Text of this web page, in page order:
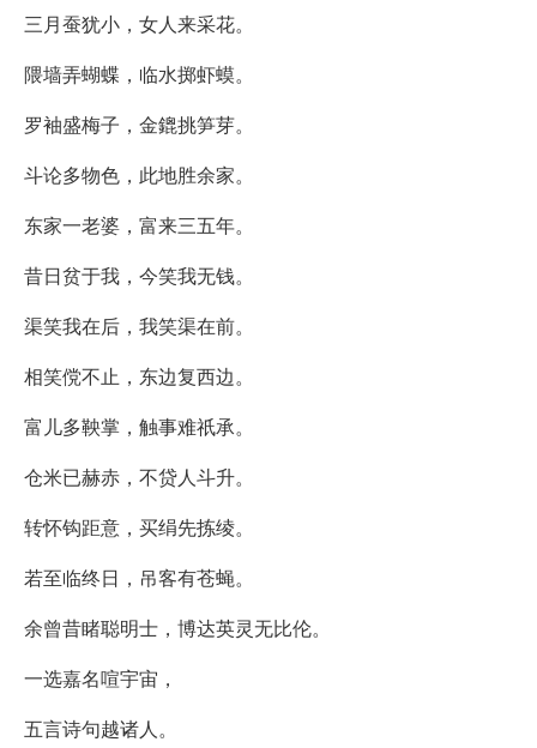
三月蚕犹小，女人来采花。
隈墙弄蝴蝶，临水掷虾蟆。
罗袖盛梅子，金鎞挑笋芽。
斗论多物色，此地胜余家。
东家一老婆，富来三五年。
昔日贫于我，今笑我无钱。
渠笑我在后，我笑渠在前。
相笑傥不止，东边复西边。
富儿多鞅掌，触事难祇承。
仓米已赫赤，不贷人斗升。
转怀钩距意，买绢先拣绫。
若至临终日，吊客有苍蝇。
余曾昔睹聪明士，博达英灵无比伦。
一选嘉名喧宇宙，
五言诗句越诸人。